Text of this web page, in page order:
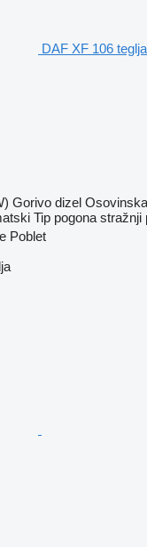
DAF XF 106
Gorivo dizel
Tip pogona stražnji
Poblet